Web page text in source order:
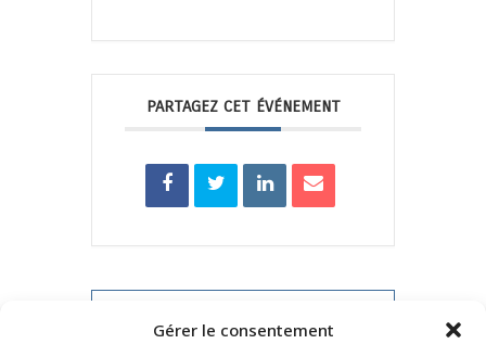
Gérer le consentement
PARTAGEZ CET ÉVÉNEMENT